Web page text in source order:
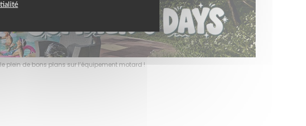
plein de bons plans sur l’équipement motard !